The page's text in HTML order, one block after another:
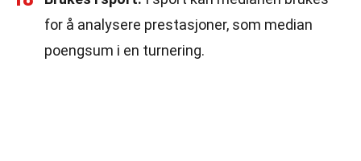
for å analysere prestasjoner, som median
poengsum i en turnering.